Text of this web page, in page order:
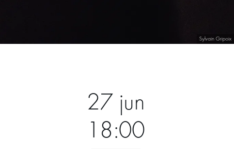
Sylvain Gripoix
27 jun
18:00